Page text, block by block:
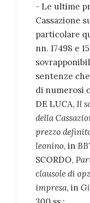
- Le ultime
Cassazione
particolare
nn. 17498 e
sentenze
di numerosi
DE LUCA, Il
della
prezzo
leonino, in
SCORDO,
clausole di
impresa, in